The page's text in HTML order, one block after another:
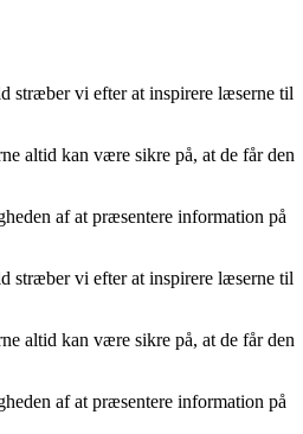
stræber vi efter at inspirere læserne til
altid kan være sikre på, at de får den
af at præsentere information på
stræber vi efter at inspirere læserne til
altid kan være sikre på, at de får den
af at præsentere information på